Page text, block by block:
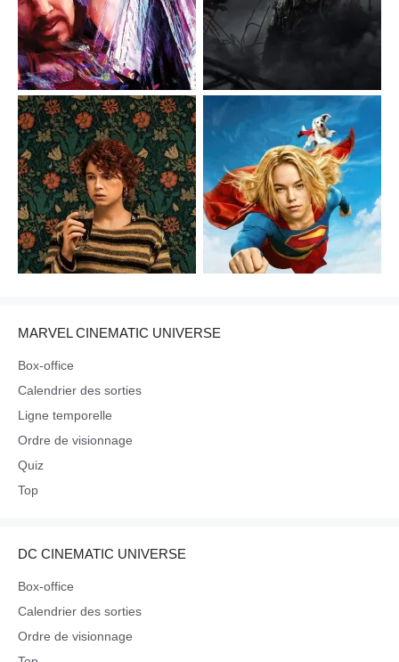
MARVEL CINEMATIC UNIVERSE
Box-office
Calendrier des sorties
Ligne temporelle
Ordre de visionnage
Quiz
Top
DC CINEMATIC UNIVERSE
Box-office
Calendrier des sorties
Ordre de visionnage